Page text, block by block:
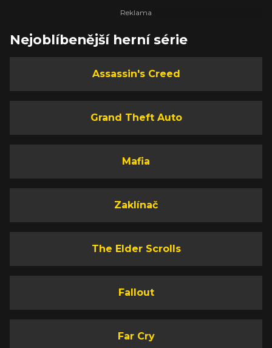
Nejoblíbenější herní série
Assassin's Creed
Grand Theft Auto
Mafia
Zaklínač
The Elder Scrolls
Fallout
Far Cry